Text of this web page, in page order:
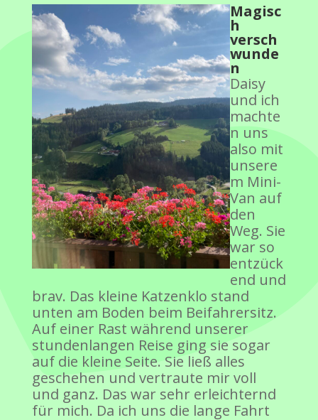
Magisc
h
versch
wunde
n
Daisy
und ich
machte
n uns
also mit
unsere
m Mini-
Van auf
den
Weg. Sie
war so
entzück
end und
brav. Das kleine Katzenklo stand
unten am Boden beim Beifahrersitz.
Auf einer Rast während unserer
stundenlangen Reise ging sie sogar
auf die kleine Seite. Sie ließ alles
geschehen und vertraute mir voll
und ganz. Das war sehr erleichternd
für mich. Da ich uns die lange Fahrt